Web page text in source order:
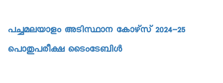
പച്ചമലയാളം അടിസ്ഥാന കോഴ്‌സ് 2024-25
പൊതുപരീക്ഷ ടൈംടേബിള്‍